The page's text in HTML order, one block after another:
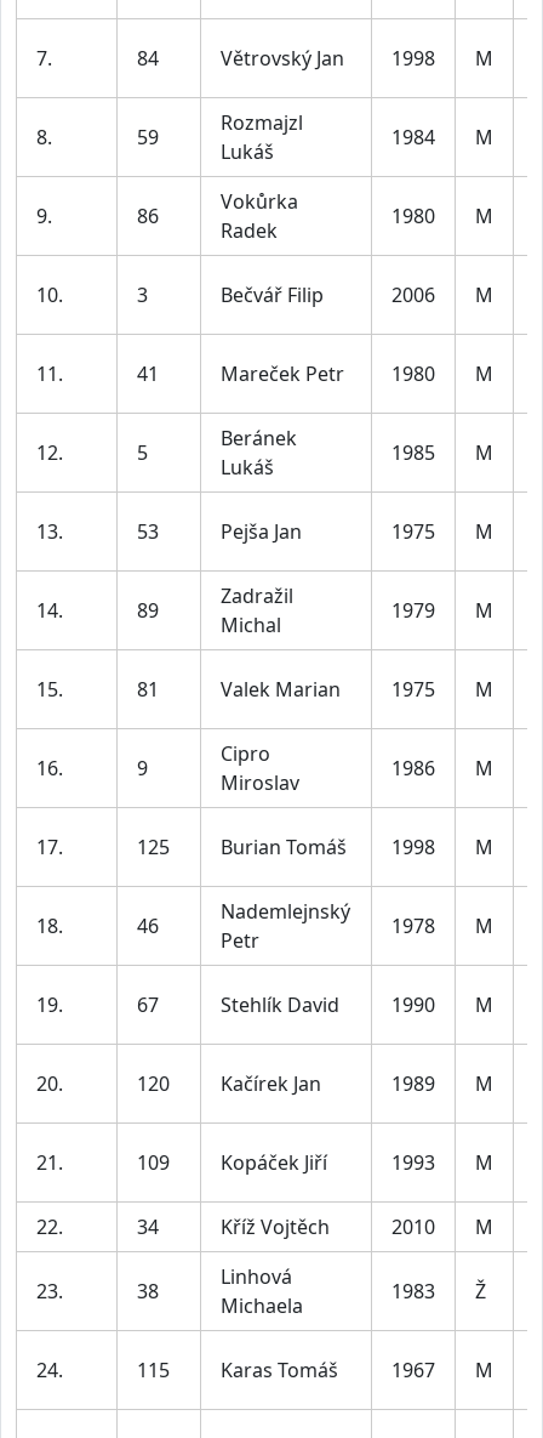
7. 84 Větrovský Jan 1998 M
8. 59
Rozmajzl
Lukáš
1984 M
9. 86
Vokůrka
Radek
1980 M
10. 3 Bečvář Filip 2006 M
11. 41 Mareček Petr 1980 M
12. 5
Beránek
Lukáš
1985 M
13. 53 Pejša Jan 1975 M
14. 89
Zadražil
Michal
1979 M
15. 81 Valek Marian 1975 M
16. 9
Cipro
Miroslav
1986 M
17. 125 Burian Tomáš 1998 M
18. 46
Nademlejnský
Petr
1978 M
19. 67 Stehlík David 1990 M
20. 120 Kačírek Jan 1989 M
21. 109 Kopáček Jiří 1993 M
22.
34 Kříž Vojtěch 2010 M
23. 38
Linhová
Michaela
1983 Ž
24. 115 Karas Tomáš 1967 M